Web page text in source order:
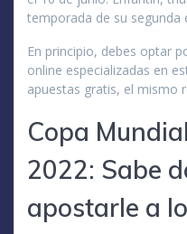
temporada de su segunda
En principio, debes optar
online especializadas en
apuestas gratis, el mismo
Copa
2022: Sabe
apostarle a